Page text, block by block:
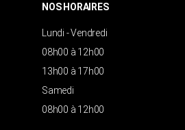
NOS HORAIRES
Lundi - Vendredi
08h00 à 12h00
13h00 à 17h00
Samedi
08h00 à 12h00